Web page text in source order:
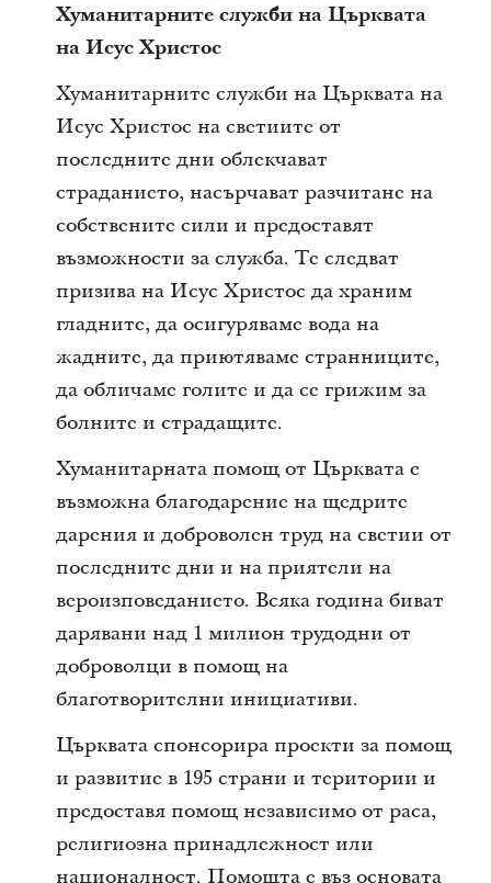
Хуманитарните служби на Църквата
на Исус Христос
Хуманитарните служби на Църквата на
Исус Христос на светиите от
последните дни облекчават
страданието, насърчават разчитане на
собствените сили и предоставят
възможности за служба. Те следват
призива на Исус Христос да храним
гладните, да осигуряваме вода на
жадните, да приютяваме странниците,
да обличаме голите и да се грижим за
болните и страдащите.
Хуманитарната помощ от Църквата е
възможна благодарение на щедрите
дарения и доброволен труд на светии от
последните дни и на приятели на
вероизповеданието. Всяка година биват
дарявани над 1 милион трудодни от
доброволци в помощ на
благотворителни инициативи.
Църквата спонсорира проекти за помощ
и развитие в 195 страни и територии и
предоставя помощ независимо от раса,
религиозна принадлежност или
националност. Помощта е въз основата